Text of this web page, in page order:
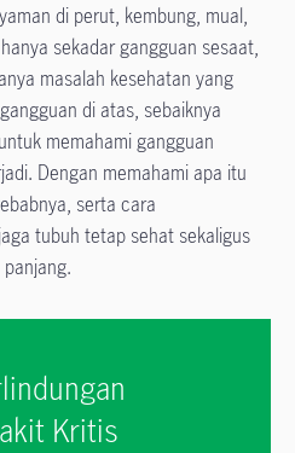
di perut, kembung, mual,
sekadar gangguan sesaat,
masalah kesehatan yang
di atas, sebaiknya
memahami gangguan
Dengan memahami apa itu
serta cara
tubuh tetap sehat sekaligus
Kritis